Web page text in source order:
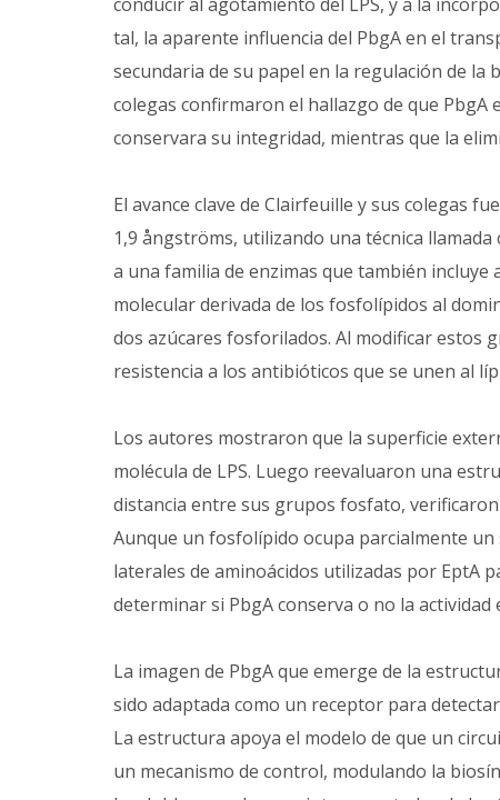
tal, la aparente influencia del PbgA en el
secundaria de su papel en la regulación de la
colegas confirmaron el hallazgo de que
conservara su integridad, mientras que la
El avance clave de Clairfeuille y sus colegas
1,9 ångströms, utilizando una técnica
a una familia de enzimas que también
molecular derivada de los fosfolípidos al
dos azúcares fosforilados. Al modificar estos
resistencia a los antibióticos que se unen al
Los autores mostraron que la superficie
molécula de LPS. Luego reevaluaron una
distancia entre sus grupos fosfato,
Aunque un fosfolípido ocupa parcialmente un
laterales de aminoácidos utilizadas por EptA
determinar si PbgA conserva o no la actividad
La imagen de PbgA que emerge de la
sido adaptada como un receptor para
La estructura apoya el modelo de que un
un mecanismo de control, modulando la